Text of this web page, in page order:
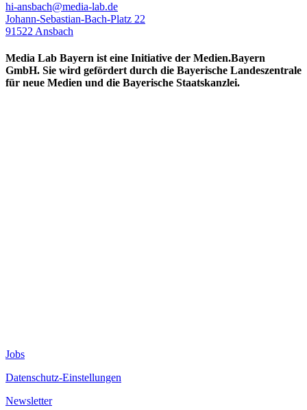
hi-ansbach@media-lab.de
Johann-Sebastian-Bach-Platz 22
91522 Ansbach
Media Lab Bayern ist eine Initiative der Medien.Bayern
GmbH. Sie wird gefördert durch die Bayerische Landeszentrale
für neue Medien und die Bayerische Staatskanzlei.
Jobs
Datenschutz-Einstellungen
Newsletter